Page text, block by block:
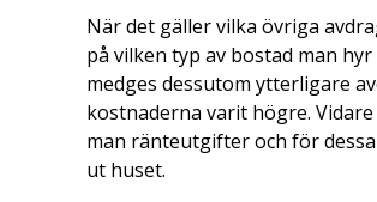
När det gäller vilka övriga
på vilken typ av bostad man
medges dessutom ytterligare
kostnaderna varit högre.
man ränteutgifter och för
ut huset.